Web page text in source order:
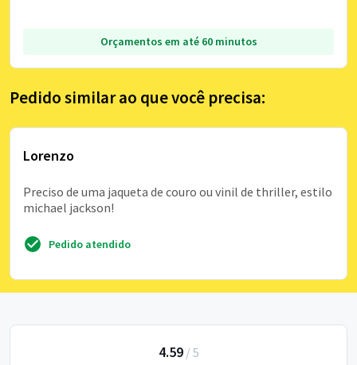
Orçamentos em até 60 minutos
Pedido similar ao que você precisa:
Lorenzo
Preciso de uma jaqueta de couro ou vinil de thriller, estilo
michael jackson!
Pedido atendido
4.59/ 5